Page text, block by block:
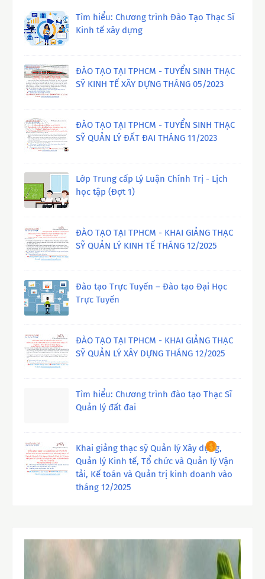
Tìm hiểu: Chương trình Đào Tạo Thạc Sĩ
Kinh tế xây dựng
ĐÀO TẠO TẠI TPHCM - TUYỂN SINH THẠC
SỸ KINH TẾ XÂY DỰNG THÁNG 05/2023
ĐÀO TẠO TẠI TPHCM - TUYỂN SINH THẠC
SỸ QUẢN LÝ ĐẤT ĐAI THÁNG 11/2023
Lớp Trung cấp Lý Luận Chính Trị - Lịch
học tập (Đợt 1)
ĐÀO TẠO TẠI TPHCM - KHAI GIẢNG THẠC
SỸ QUẢN LÝ KINH TẾ THÁNG 12/2025
Đào tạo Trực Tuyến – Đào tạo Đại Học
Trực Tuyến
ĐÀO TẠO TẠI TPHCM - KHAI GIẢNG THẠC
SỸ QUẢN LÝ XÂY DỰNG THÁNG 12/2025
Tìm hiểu: Chương trình đào tạo Thạc Sĩ
Quản lý đất đai
Khai giảng thạc sỹ Quản lý Xây dựng,
Quản lý Kinh tế, Tổ chức và Quản lý Vận
tải, Kế toán và Quản trị kinh doanh vào
tháng 12/2025